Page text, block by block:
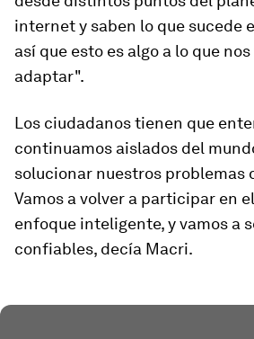
internet y saben lo que sucede
así que esto es algo a lo que
adaptar".
Los ciudadanos tienen que
continuamos aislados del
solucionar nuestros problemas
Vamos a volver a participar en
enfoque inteligente, y vamos a
confiables, decía Macri.